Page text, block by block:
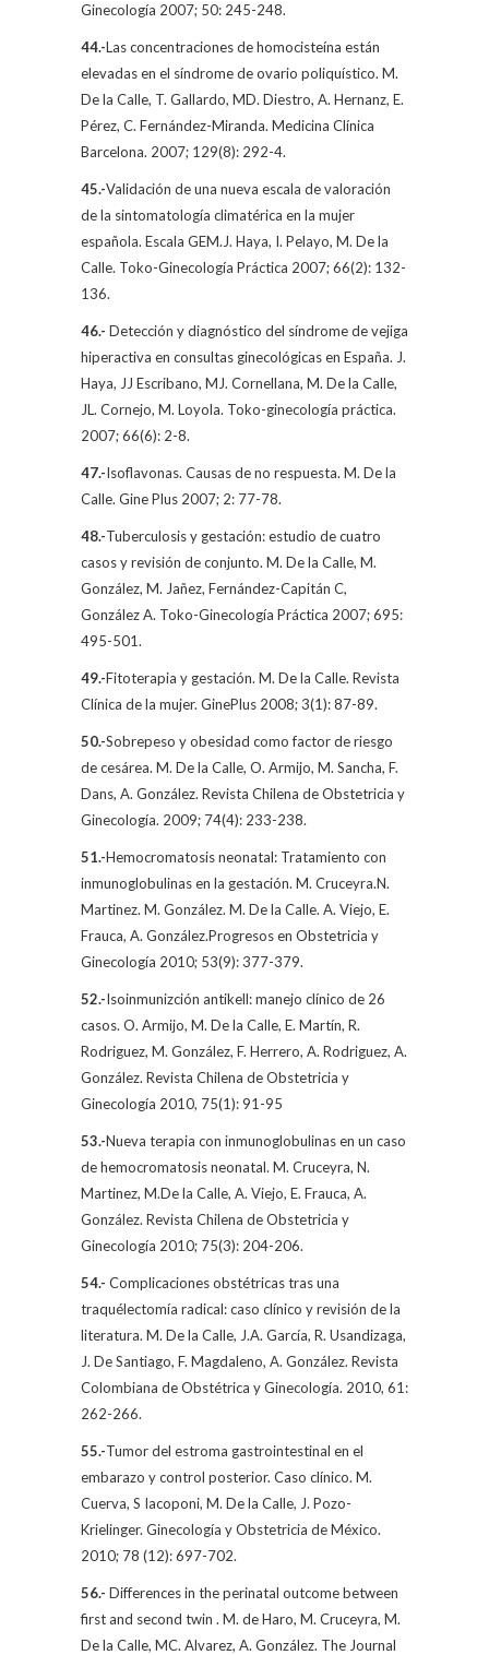
Ginecología 2007; 50: 245-248.
44.-Las concentraciones de homocisteína están
elevadas en el síndrome de ovario poliquístico. M.
De la Calle, T. Gallardo, MD. Diestro, A. Hernanz, E.
Pérez, C. Fernández-Miranda. Medicina Clínica
Barcelona. 2007; 129(8): 292-4.
45.-Validación de una nueva escala de valoración
de la sintomatología climatérica en la mujer
española. Escala GEM.J. Haya, I. Pelayo, M. De la
Calle. Toko-Ginecología Práctica 2007; 66(2): 132-
136.
46.- Detección y diagnóstico del síndrome de vejiga
hiperactiva en consultas ginecológicas en España. J.
Haya, JJ Escribano, MJ. Cornellana, M. De la Calle,
JL. Cornejo, M. Loyola. Toko-ginecología práctica.
2007; 66(6): 2-8.
47.-Isoflavonas. Causas de no respuesta. M. De la
Calle. Gine Plus 2007; 2: 77-78.
48.-Tuberculosis y gestación: estudio de cuatro
casos y revisión de conjunto. M. De la Calle, M.
González, M. Jañez, Fernández-Capitán C,
González A. Toko-Ginecología Práctica 2007; 695:
495-501.
49.-Fitoterapia y gestación. M. De la Calle. Revista
Clínica de la mujer. GinePlus 2008; 3(1): 87-89.
50.-Sobrepeso y obesidad como factor de riesgo
de cesárea. M. De la Calle, O. Armijo, M. Sancha, F.
Dans, A. González. Revista Chilena de Obstetricia y
Ginecología. 2009; 74(4): 233-238.
51.-Hemocromatosis neonatal: Tratamiento con
inmunoglobulinas en la gestación. M. Cruceyra.N.
Martinez. M. González. M. De la Calle. A. Viejo, E.
Frauca, A. González.Progresos en Obstetricia y
Ginecología 2010; 53(9): 377-379.
52.-Isoinmunizción antikell: manejo clínico de 26
casos. O. Armijo, M. De la Calle, E. Martín, R.
Rodriguez, M. González, F. Herrero, A. Rodriguez, A.
González. Revista Chilena de Obstetricia y
Ginecología 2010, 75(1): 91-95
53.-Nueva terapia con inmunoglobulinas en un caso
de hemocromatosis neonatal. M. Cruceyra, N.
Martinez, M.De la Calle, A. Viejo, E. Frauca, A.
González. Revista Chilena de Obstetricia y
Ginecología 2010; 75(3): 204-206.
54.- Complicaciones obstétricas tras una
traquélectomía radical: caso clínico y revisión de la
literatura. M. De la Calle, J.A. García, R. Usandizaga,
J. De Santiago, F. Magdaleno, A. González. Revista
Colombiana de Obstétrica y Ginecología. 2010, 61:
262-266.
55.-Tumor del estroma gastrointestinal en el
embarazo y control posterior. Caso clínico. M.
Cuerva, S Iacoponi, M. De la Calle, J. Pozo-
Krielinger. Ginecología y Obstetricia de México.
2010; 78 (12): 697-702.
56.- Differences in the perinatal outcome between
first and second twin . M. de Haro, M. Cruceyra, M.
De la Calle, MC. Alvarez, A. González. The Journal